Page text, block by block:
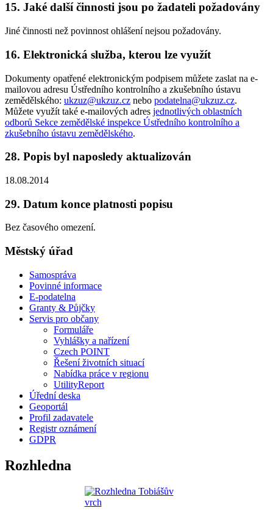
15. Jaké další činnosti jsou po žadateli požadovány
Jiné činnosti než povinnost ohlášení nejsou požadovány.
16. Elektronická služba, kterou lze využít
Dokumenty opatřené elektronickým podpisem můžete zaslat na e-
mailovou adresu Ústředního kontrolního a zkušebního ústavu
zemědělského: ukzuz@ukzuz.cz nebo podatelna@ukzuz.cz.
Můžete využít také e-mailových adres jednotlivých oblastních
odborů Sekce zemědělské inspekce Ústředního kontrolního a
zkušebního ústavu zemědělského.
28. Popis byl naposledy aktualizován
18.08.2014
29. Datum konce platnosti popisu
Bez časového omezení.
Městský úřad
Samospráva
Povinné informace
E-podatelna
Granty & Půjčky
Servis pro občany
Formuláře
Vyhlášky a nařízení
Czech POINT
Řešení životních situací
Nabídka práce v regionu
UtilityReport
Úřední deska
Geoportál
Profil zadavatele
Registr oznámení
GDPR
Rozhledna